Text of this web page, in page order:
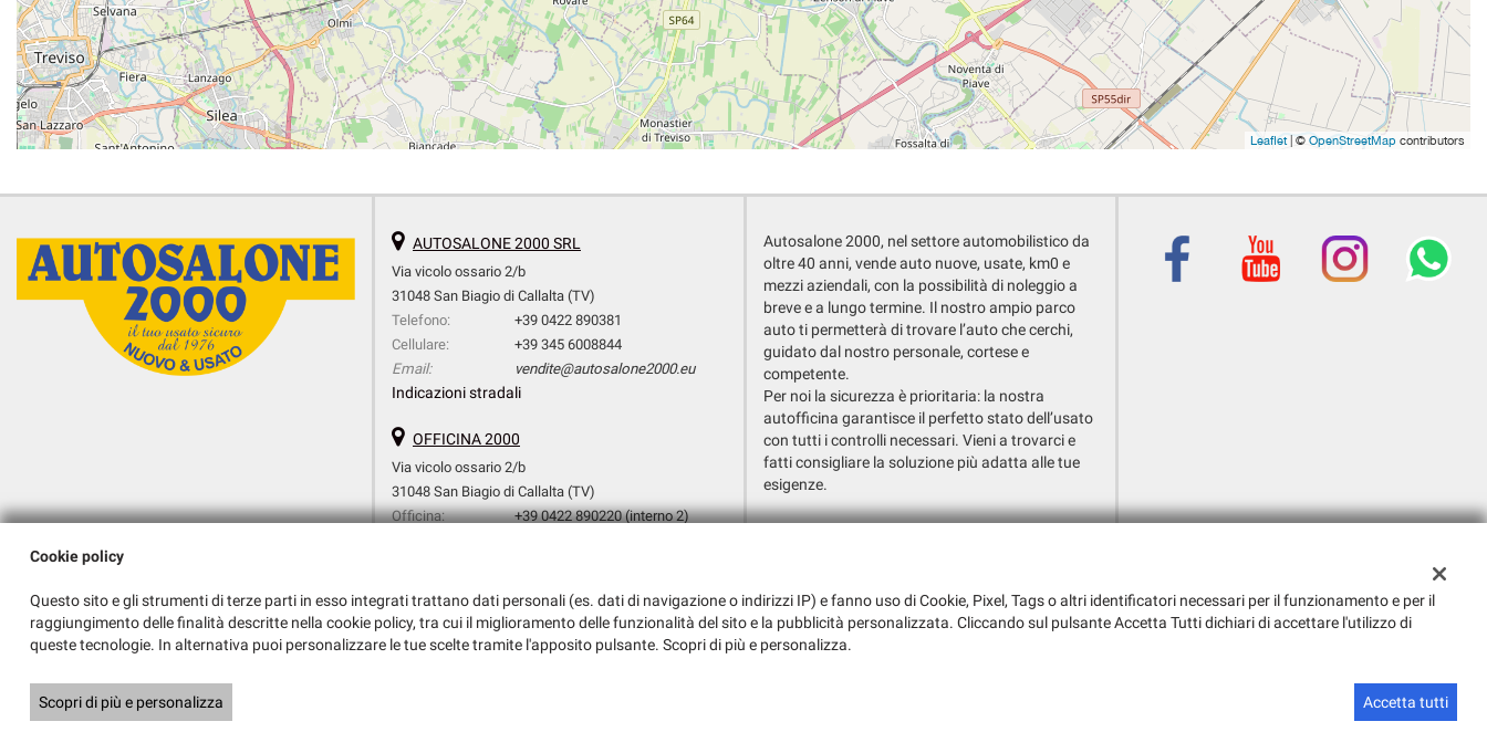
Leaflet| © OpenStreetMap contributors
AUTOSALONE 2000 SRL
Via vicolo ossario 2/b
31048 San Biagio di Callalta (TV)
Telefono:
+39 0422 890381
Cellulare:
+39 345 6008844
Email:
vendite@autosalone2000.eu
Indicazioni stradali
OFFICINA 2000
Via vicolo ossario 2/b
31048 San Biagio di Callalta (TV)
Officina:
+39 0422 890220 (interno 2)
Indicazioni stradali
Autosalone 2000, nel settore automobilistico da
oltre 40 anni, vende auto nuove, usate, km0 e
mezzi aziendali, con la possibilità di noleggio a
breve e a lungo termine. Il nostro ampio parco
auto ti permetterà di trovare l’auto che cerchi,
guidato dal nostro personale, cortese e
competente.
Per noi la sicurezza è prioritaria: la nostra
autofficina garantisce il perfetto stato dell’usato
con tutti i controlli necessari. Vieni a trovarci e
fatti consigliare la soluzione più adatta alle tue
esigenze.
C.F/P.IVA:03147730265
Registro delle imprese:TV
Copyright © 2026 GestionaleAuto.com S.r.l., Tutti i diritti riservati - GestionaleAuto.com
Cookie policy
Questo sito e gli strumenti di terze parti in esso integrati trattano dati personali (es. dati di navigazione o indirizzi IP) e fanno uso di Cookie, Pixel, Tags o altri identificatori necessari per il funzionamento e per il
raggiungimento delle finalità descritte nella cookie policy, tra cui il miglioramento delle funzionalità del sito e la pubblicità personalizzata. Cliccando sul pulsante Accetta Tutti dichiari di accettare l'utilizzo di
queste tecnologie. In alternativa puoi personalizzare le tue scelte tramite l'apposito pulsante. Scopri di più e personalizza.
Scopri di più e personalizza Accetta tutti